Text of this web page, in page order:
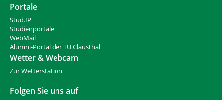
Portale
Stud.IP
Studienportale
WebMail
Alumni-Portal der TU Clausthal
Wetter & Webcam
Zur Wetterstation
Folgen Sie uns auf